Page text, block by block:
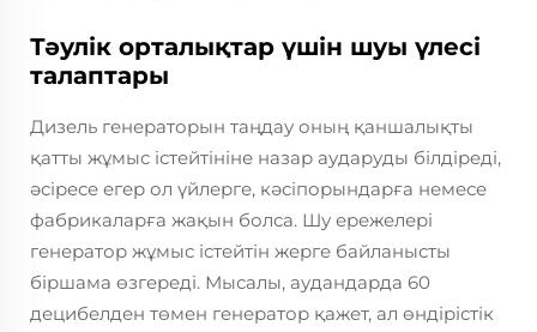
Тәулік орталықтар үшін шуы үлесі
талаптары
Дизель генераторын таңдау оның қаншалықты
қатты жұмыс істейтініне назар аударуды білдіреді,
әсіресе егер ол үйлерге, кәсіпорындарға немесе
фабрикаларға жақын болса. Шу ережелері
генератор жұмыс істейтін жерге байланысты
біршама өзгереді. Мысалы, аудандарда 60
децибелден төмен генератор қажет, ал өндірістік